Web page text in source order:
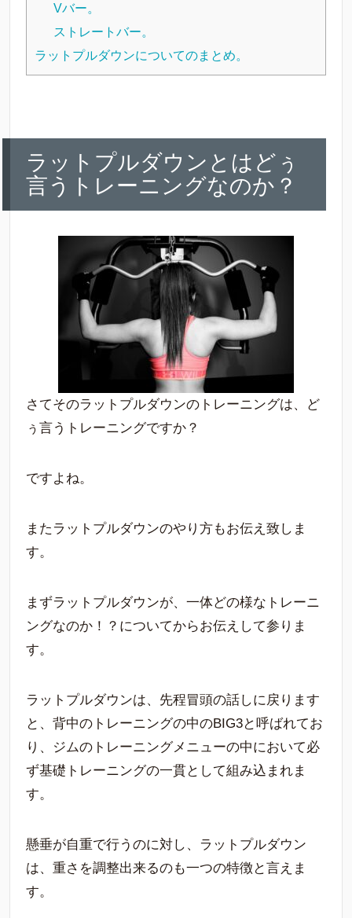
Vバー。
ストレートバー。
ラットプルダウンについてのまとめ。
ラットプルダウンとはどぅ
言うトレーニングなのか？
さてそのラットプルダウンのトレーニングは、ど
ぅ言うトレーニングですか？
ですよね。
またラットプルダウンのやり方もお伝え致しま
す。
まずラットプルダウンが、一体どの様なトレーニ
ングなのか！？についてからお伝えして参りま
す。
ラットプルダウンは、先程冒頭の話しに戻ります
と、背中のトレーニングの中のBIG3と呼ばれてお
り、ジムのトレーニングメニューの中において必
ず基礎トレーニングの一貫として組み込まれま
す。
懸垂が自重で行うのに対し、ラットプルダウン
は、重さを調整出来るのも一つの特徴と言えま
す。